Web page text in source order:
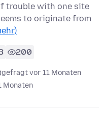
trouble with one site
to originate from
200
gefragt vor 11 Monaten
Monaten